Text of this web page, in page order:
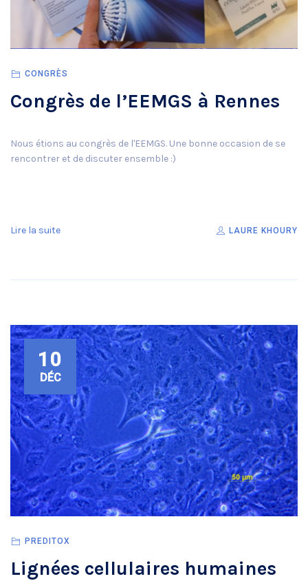
CONGRÈS
Congrès de l’EEMGS à Rennes
Nous étions au congrès de l'EEMGS. Une bonne occasion de se
rencontrer et de discuter ensemble :)
Lire la suite LAURE KHOURY
10
DÉC
PREDITOX
Lignées cellulaires humaines